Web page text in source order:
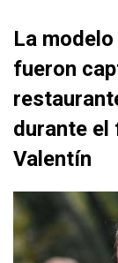
La
fueron
durante el
Valentín